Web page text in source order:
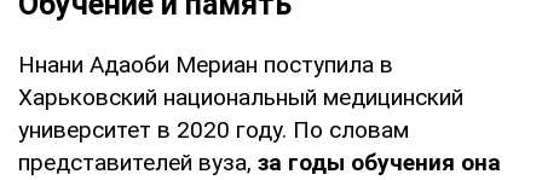
Ннани Адаоби Мериан поступила в
Харьковский национальный медицинский
университет в 2020 году. По словам
представителей вуза, за годы обучения она